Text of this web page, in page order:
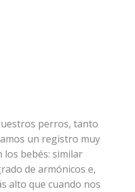
perros, tanto
un registro muy
los bebés: similar
de armónicos e,
alto que cuando nos